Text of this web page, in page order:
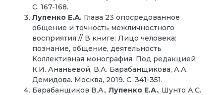
С. 167-168.
Лупенко Е.А. Глава 23 опосредованное
общение и точность межличностного
восприятия // В книге: Лицо человека:
познание, общение, деятельность
Коллективная монография. Под редакцией
К.И. Ананьевой, В.А. Барабанщикова, А.А.
Демидова. Москва, 2019. С. 341-351.
Барабанщиков В.А., Лупенко Е.А., Шунто А.С.